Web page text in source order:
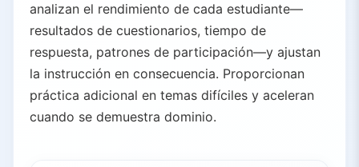
4.5. Aplicaciones Prácticas en la Formación Laboral
5. Accesibilidad e Inclusión
5.1. Accesibilidad Visual
5.2. Accesibilidad Auditiva
5.3.
Dificultades de Aprendizaje
analizan el rendimiento de cada estudiante—
resultados de cuestionarios, tiempo de
respuesta, patrones de participación—y ajustan
la instrucción en consecuencia. Proporcionan
práctica adicional en temas difíciles y aceleran
cuando se demuestra dominio.